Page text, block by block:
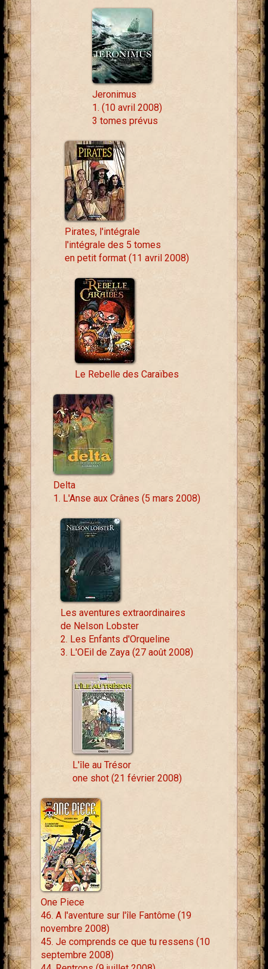
Jeronimus
1. (10 avril 2008)
3 tomes prévus
Pirates, l'intégrale
l'intégrale des 5 tomes
en petit format (11 avril 2008)
Le Rebelle des Caraïbes
Delta
1. L'Anse aux Crânes (5 mars 2008)
Les aventures extraordinaires
de Nelson Lobster
2. Les Enfants d'Orqueline
3. L'OEil de Zaya (27 août 2008)
L'île au Trésor
one shot (21 février 2008)
One Piece
46. A l'aventure sur l'île Fantôme (19
novembre 2008)
45. Je comprends ce que tu ressens (10
septembre 2008)